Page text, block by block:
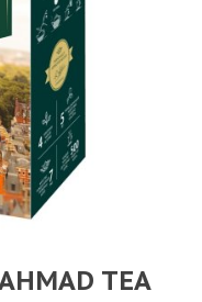
TEA